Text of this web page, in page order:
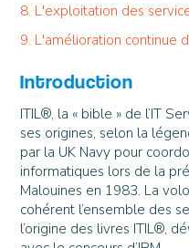
8. L'exploitation des
9. L'amélioration continue
Introduction
ITIL®, la « bible » de l’IT
ses origines, selon la
par la UK Navy pour
informatiques lors de la
Malouines en 1983. La
cohérent l’ensemble des
l’origine des livres ITIL®,